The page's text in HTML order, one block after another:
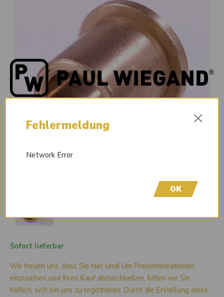
Sofort lieferbar
Wir freuen uns, dass Sie hier sind! Um Preisinformationen
einzusehen und Ihren Kauf abzuschließen, bitten wir Sie
höflich, sich bei uns zu registrieren. Durch die Erstellung eines
Fehlermeldung ×
Network Error
OK